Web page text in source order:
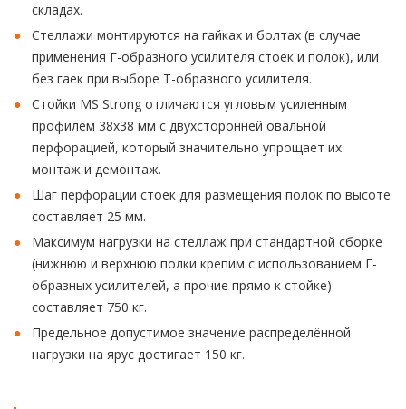
складах.
Стеллажи монтируются на гайках и болтах (в случае
применения Г-образного усилителя стоек и полок), или
без гаек при выборе Т-образного усилителя.
Стойки MS Strong отличаются угловым усиленным
профилем 38x38 мм с двухсторонней овальной
перфорацией, который значительно упрощает их
монтаж и демонтаж.
Шаг перфорации стоек для размещения полок по высоте
составляет 25 мм.
Максимум нагрузки на стеллаж при стандартной сборке
(нижнюю и верхнюю полки крепим с использованием Г-
образных усилителей, а прочие прямо к стойке)
составляет 750 кг.
Предельное допустимое значение распределённой
нагрузки на ярус достигает 150 кг.